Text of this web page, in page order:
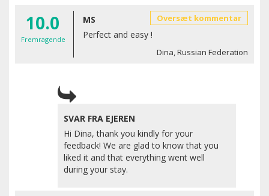
10.0
Fremragende
MS Oversæt kommentar
Perfect and easy !
Dina, Russian Federation
SVAR FRA EJEREN
Hi Dina, thank you kindly for your
feedback! We are glad to know that you
liked it and that everything went well
during your stay.